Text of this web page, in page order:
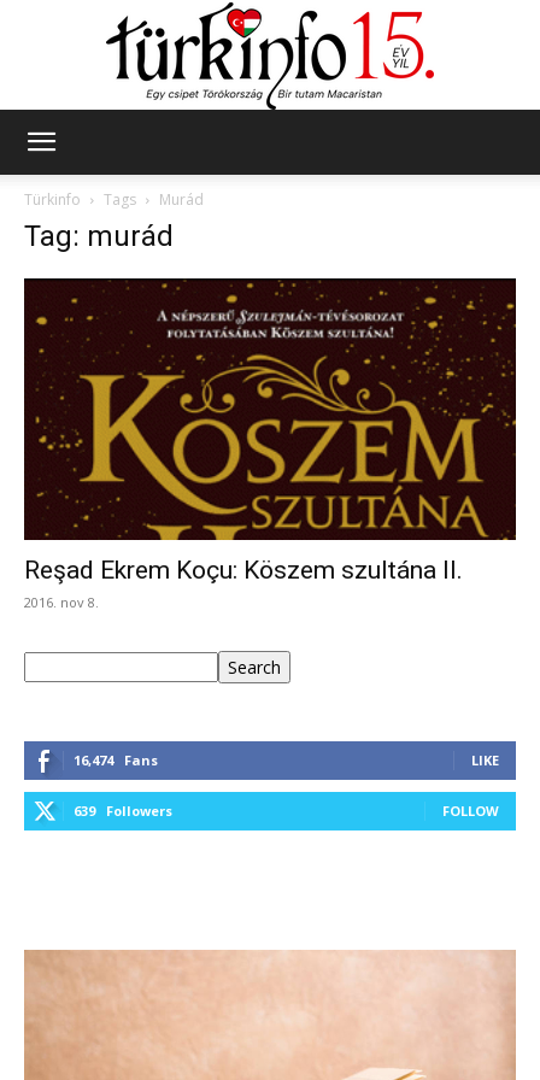
Türkinfo
Tags Murád
Tag: murád
Reşad Ekrem Koçu: Köszem szultána II.
2016. nov 8.
Search
16,474 Fans LIKE
639 Followers FOLLOW